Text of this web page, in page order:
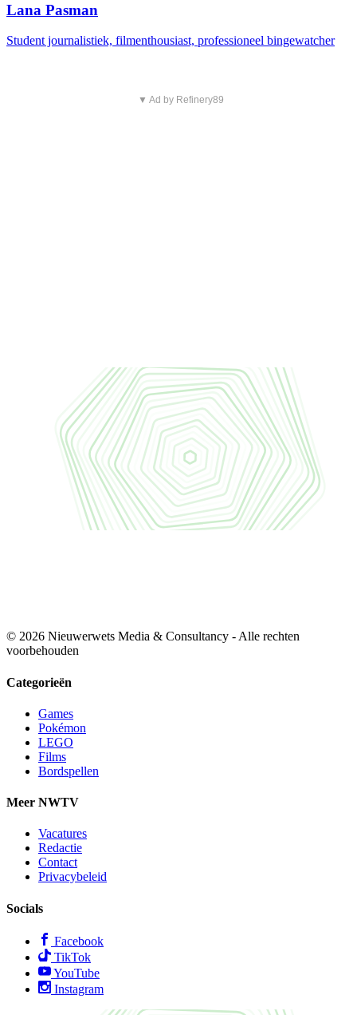
Lana Pasman
Student journalistiek, filmenthousiast, professioneel bingewatcher
▼ Ad by Refinery89
© 2026 Nieuwerwets Media & Consultancy - Alle rechten
voorbehouden
Categorieën
Games
Pokémon
LEGO
Films
Bordspellen
Meer NWTV
Vacatures
Redactie
Contact
Privacybeleid
Socials
Facebook
TikTok
YouTube
Instagram